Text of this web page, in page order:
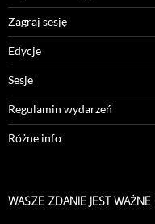
Zagraj sesję
Edycje
Sesje
Regulamin wydarzeń
Różne info
WASZE ZDANIE JEST WAŻNE